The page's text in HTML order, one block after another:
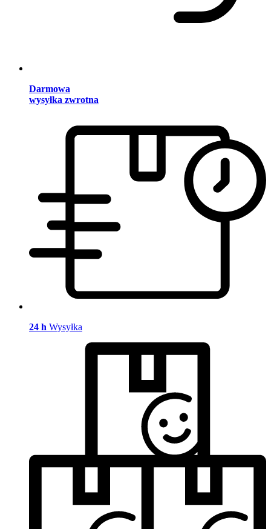
Darmowa
wysyłka zwrotna
24 h Wysyłka